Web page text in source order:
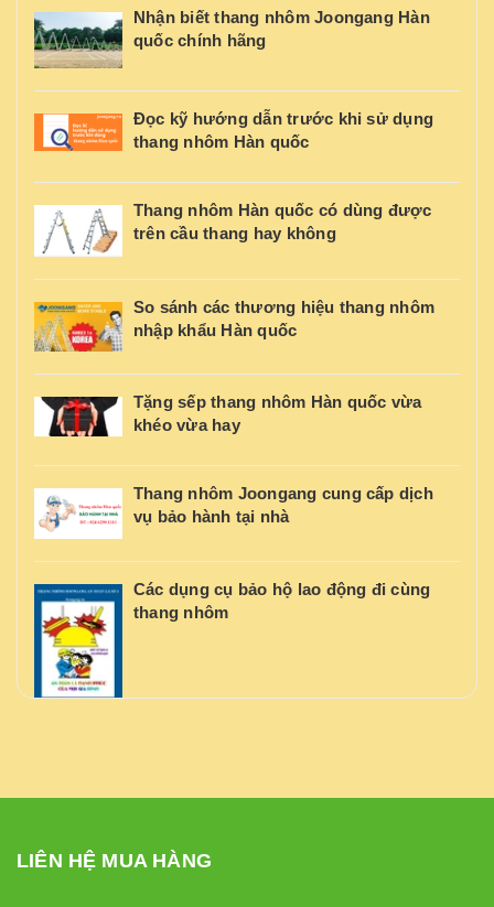
Nhận biết thang nhôm Joongang Hàn
quốc chính hãng
Đọc kỹ hướng dẫn trước khi sử dụng
thang nhôm Hàn quốc
Thang nhôm Hàn quốc có dùng được
trên cầu thang hay không
So sánh các thương hiệu thang nhôm
nhập khẩu Hàn quốc
Tặng sếp thang nhôm Hàn quốc vừa
khéo vừa hay
Thang nhôm Joongang cung cấp dịch
vụ bảo hành tại nhà
Các dụng cụ bảo hộ lao động đi cùng
thang nhôm
LIÊN HỆ MUA HÀNG